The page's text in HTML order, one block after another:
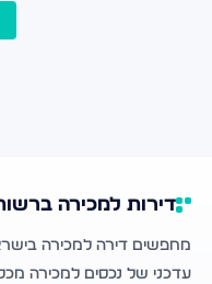
דירות למכירה
מחפשים דירה למכירה
עדכני של נכסים למכירה